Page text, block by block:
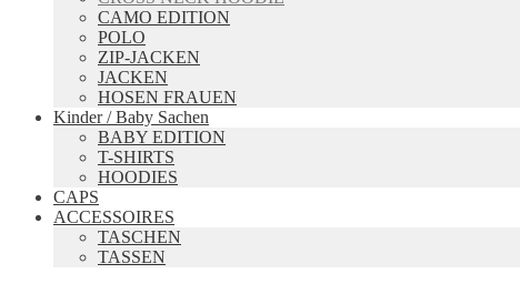
CAMO EDITION
POLO
ZIP-JACKEN
JACKEN
HOSEN FRAUEN
Kinder / Baby Sachen
BABY EDITION
T-SHIRTS
HOODIES
CAPS
ACCESSOIRES
TASCHEN
TASSEN